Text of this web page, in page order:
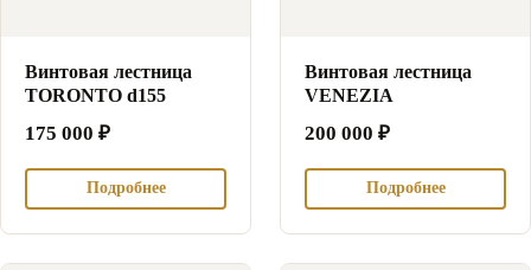
Винтовая лестница
TORONTO d155
175 000 ₽
Подробнее
Винтовая лестница
VENEZIA
200 000 ₽
Подробнее